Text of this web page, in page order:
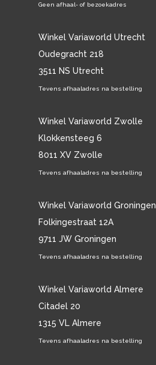
Geen afhaal- of bezoekadres
Winkel Variaworld Utrecht
Oudegracht 218
3511 NS Utrecht
Tevens afhaaladres na bestelling
Winkel Variaworld Zwolle
Klokkensteeg 6
8011 XV Zwolle
Tevens afhaaladres na bestelling
Winkel Variaworld Groningen
Folkingestraat 12A
9711 JW Groningen
Tevens afhaaladres na bestelling
Winkel Variaworld Almere
Citadel 20
1315 VL Almere
Tevens afhaaladres na bestelling